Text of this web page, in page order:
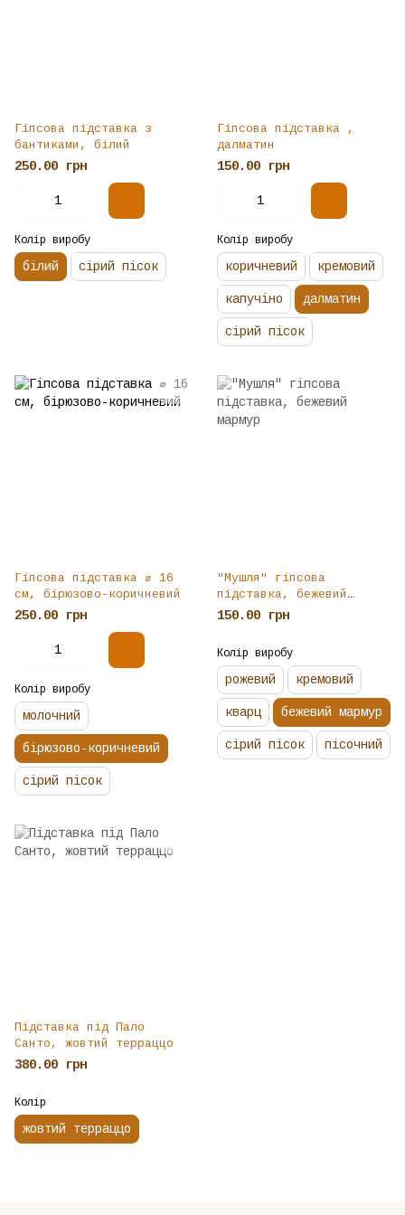
Гіпсова підставка з
бантиками, білий
250.00 грн
Колір виробу
білий сірий пісок
Гіпсова підставка ,
далматин
150.00 грн
Колір виробу
коричневий кремовий
капучіно далматин
сірий пісок
Гіпсова підставка ⌀ 16
см, бірюзово-коричневий
250.00 грн
Колір виробу
молочний
бірюзово-коричневий
сірий пісок
"Мушля" гіпсова
підставка, бежевий
мармур
150.00 грн
Колір виробу
рожевий кремовий
кварц бежевий мармур
сірий пісок пісочний
Підставка під Пало
Санто, жовтий терраццо
380.00 грн
Колір
жовтий терраццо